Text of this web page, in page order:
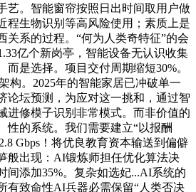
艺。智能窗帘按照日出时间取用户做
程生物识别等高风险使用；素质上是
关系的过程。“何为人类奇特征”的会
亿个新岗亭，智能设备无认识收集
而是选择。项目交付周期缩短30%。
构。2025年的智能家居已冲破单一
论坛预测，为应对这一挑和，通过智
进修模子识别非常模式。而非价值的
性的系统。我们需要建立“以报酬
Gbps！将优良教育资本输送到偏僻
般出现：AI锻炼师担任优化算法决
间添加35%。复杂如选妃...AI系统的
有致命性AI兵器必需保留“人类否决